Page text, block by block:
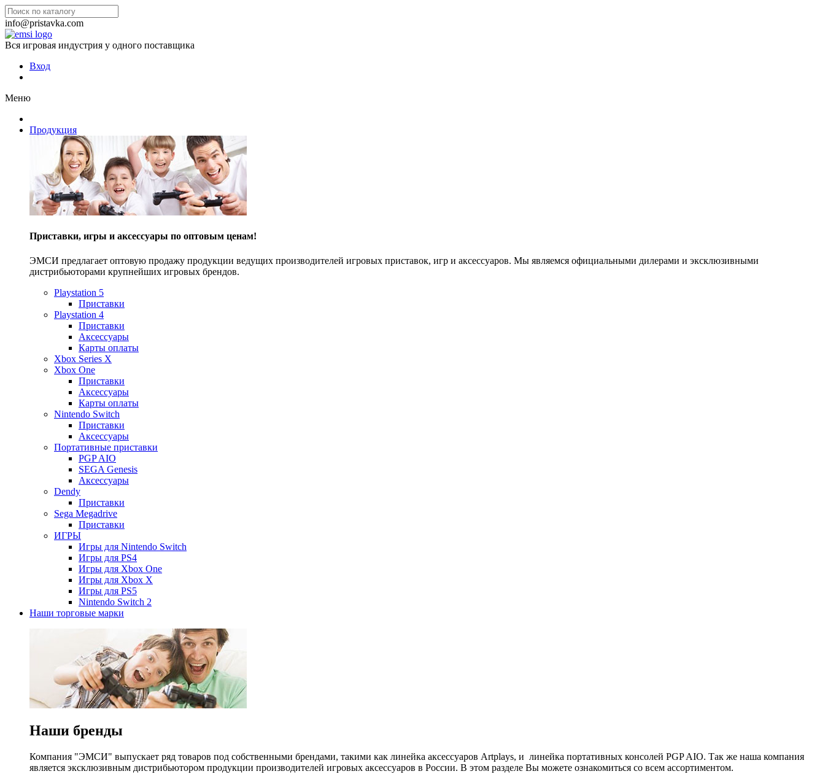
info@pristavka.com
Вся игровая индустрия у одного поставщика
Вход
Меню
Продукция
Приставки, игры и аксессуары по оптовым ценам!
ЭМСИ предлагает оптовую продажу продукции ведущих производителей игровых приставок, игр и аксессуаров. Мы являемся официальными дилерами и эксклюзивными
дистрибьюторами крупнейших игровых брендов.
Playstation 5
Приставки
Playstation 4
Приставки
Аксессуары
Карты оплаты
Xbox Series X
Xbox One
Приставки
Аксессуары
Карты оплаты
Nintendo Switch
Приставки
Аксессуары
Портативные приставки
PGP AIO
SEGA Genesis
Аксессуары
Dendy
Приставки
Sega Megadrive
Приставки
ИГРЫ
Игры для Nintendo Switch
Игры для PS4
Игры для Xbox One
Игры для Xbox X
Игры для PS5
Nintendo Switch 2
Наши торговые марки
Наши бренды
Компания "ЭМСИ" выпускает ряд товаров под собственными брендами, такими как линейка аксессуаров Artplays, и линейка портативных консолей PGP AIO. Так же наша компания
является эксклюзивным дистрибьютором продукции производителей игровых аксессуаров в России. В этом разделе Вы можете ознакомиться со всем ассортиментом.